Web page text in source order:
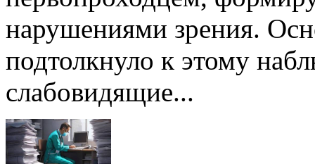
нарушениями зрения.
подтолкнуло к этому
слабовидящие...